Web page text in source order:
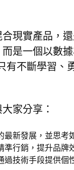
現實產品，
是一個以數
不斷學習、
家分享：
新發展，並思考
準行銷，提升品牌
技術手段提供個